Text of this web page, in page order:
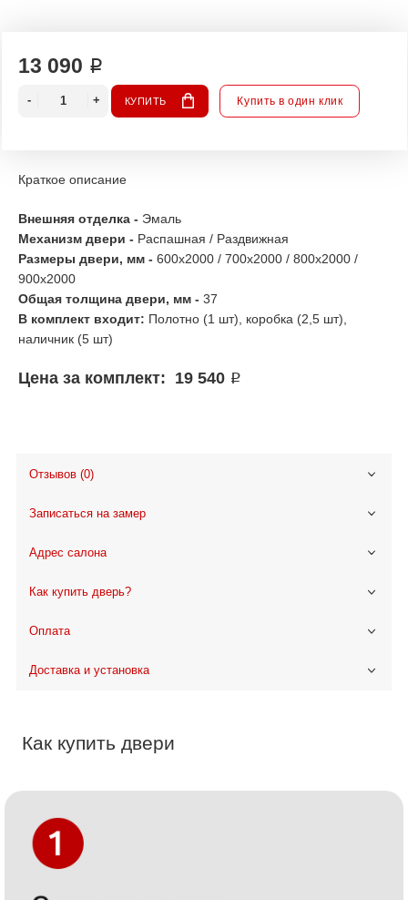
13 090 ₽
КУПИТЬ Купить в один клик
Краткое описание
Внешняя отделка - Эмаль
Механизм двери - Распашная / Раздвижная
Размеры двери, мм - 600х2000 / 700х2000 / 800x2000 /
900x2000
Общая толщина двери, мм - 37
В комплект входит: Полотно (1 шт), коробка (2,5 шт),
наличник (5 шт)
Цена за комплект: 19 540 ₽
Отзывов (0)
Записаться на замер
Адрес салона
Как купить дверь?
Оплата
Доставка и установка
Как купить двери